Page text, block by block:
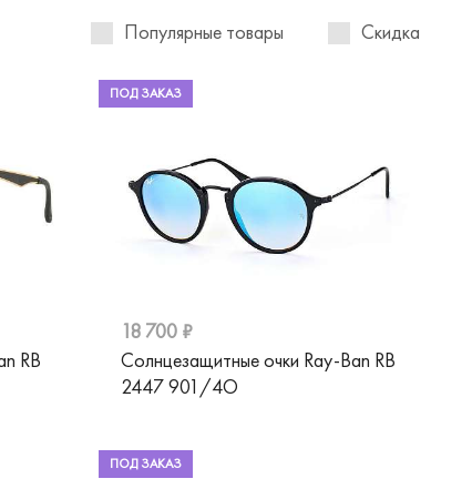
Популярные товары Скидка
RB
ПОД ЗАКАЗ
18 700 ₽
Солнцезащитные очки Ray-Ban RB
2447 901/4O
ПОД ЗАКАЗ